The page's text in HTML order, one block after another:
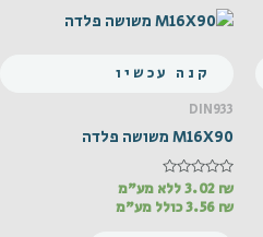
קנה עכשיו
DIN933
M16X90 משושה פלדה
דורג
מתוך
3.02 ₪
ללא מע"מ
3.56 ₪ כולל מע"מ